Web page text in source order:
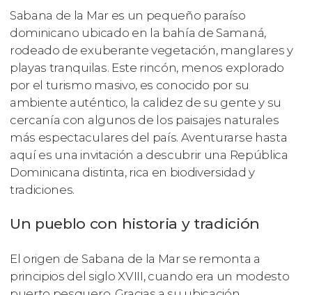
Sabana de la Mar es un pequeño paraíso
dominicano ubicado en la bahía de Samaná,
rodeado de exuberante vegetación, manglares y
playas tranquilas. Este rincón, menos explorado
por el turismo masivo, es conocido por su
ambiente auténtico, la calidez de su gente y su
cercanía con algunos de los paisajes naturales
más espectaculares del país. Aventurarse hasta
aquí es una invitación a descubrir una República
Dominicana distinta, rica en biodiversidad y
tradiciones.
Un pueblo con historia y tradición
El origen de Sabana de la Mar se remonta a
principios del siglo XVIII, cuando era un modesto